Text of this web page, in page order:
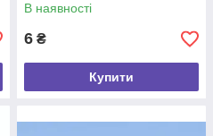
В наявності
6 ₴
Купити